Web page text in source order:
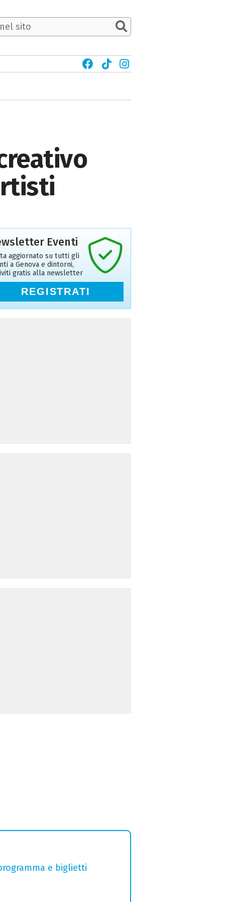
Eventi
aggiornato su tutti gli
a Genova e dintorni,
gratis alla newsletter
REGISTRATI
e biglietti